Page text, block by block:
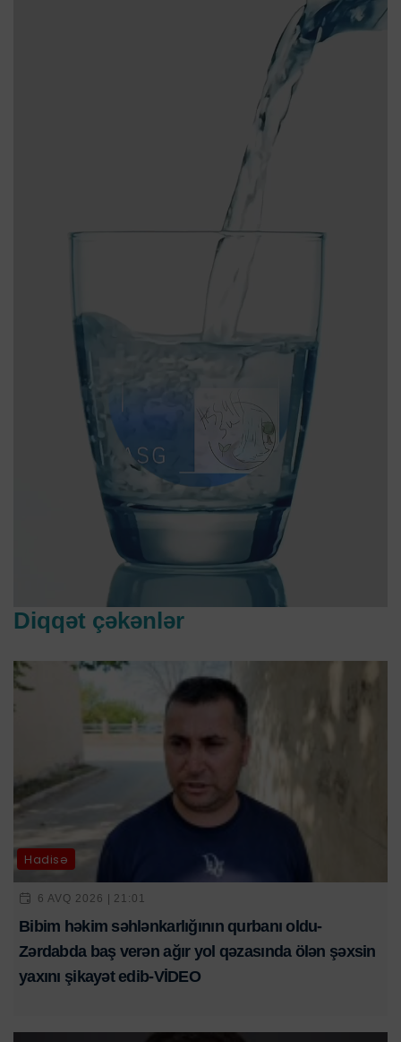
Diqqət çəkənlər
Hadisə
6 AVQ 2026 | 21:01
Bibim həkim səhlənkarlığının qurbanı oldu-
Zərdabda baş verən ağır yol qəzasında ölən şəxsin
yaxını şikayət edib-VİDEO